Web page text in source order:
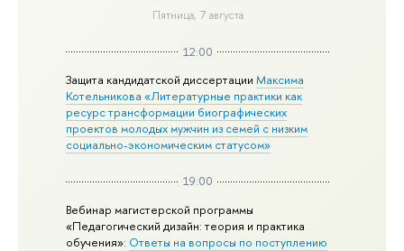
Пятница, 7 августа
12:00
Защита кандидатской диссертацииМаксима
Котельникова «Литературные практики как
ресурс трансформации биографических
проектов молодых мужчин из семей с низким
социально-экономическим статусом»
19:00
Вебинар магистерской программы
«Педагогический дизайн: теория и практика
обучения»: Ответы на вопросы по поступлению